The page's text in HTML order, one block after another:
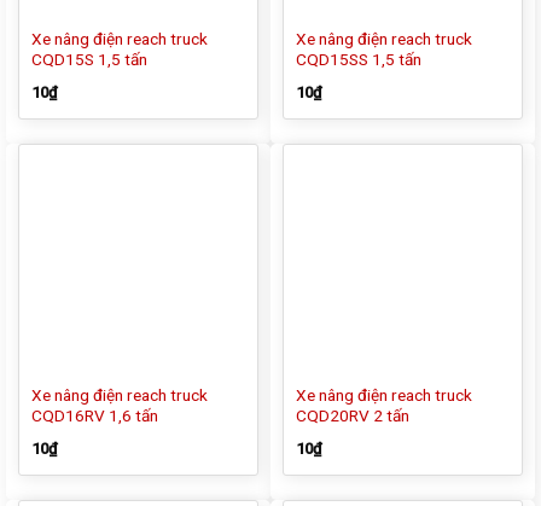
Xe nâng điện reach truck
CQD15S 1,5 tấn
10₫
Xe nâng điện reach truck
CQD15SS 1,5 tấn
10₫
Xe nâng điện reach truck
CQD16RV 1,6 tấn
10₫
Xe nâng điện reach truck
CQD20RV 2 tấn
10₫